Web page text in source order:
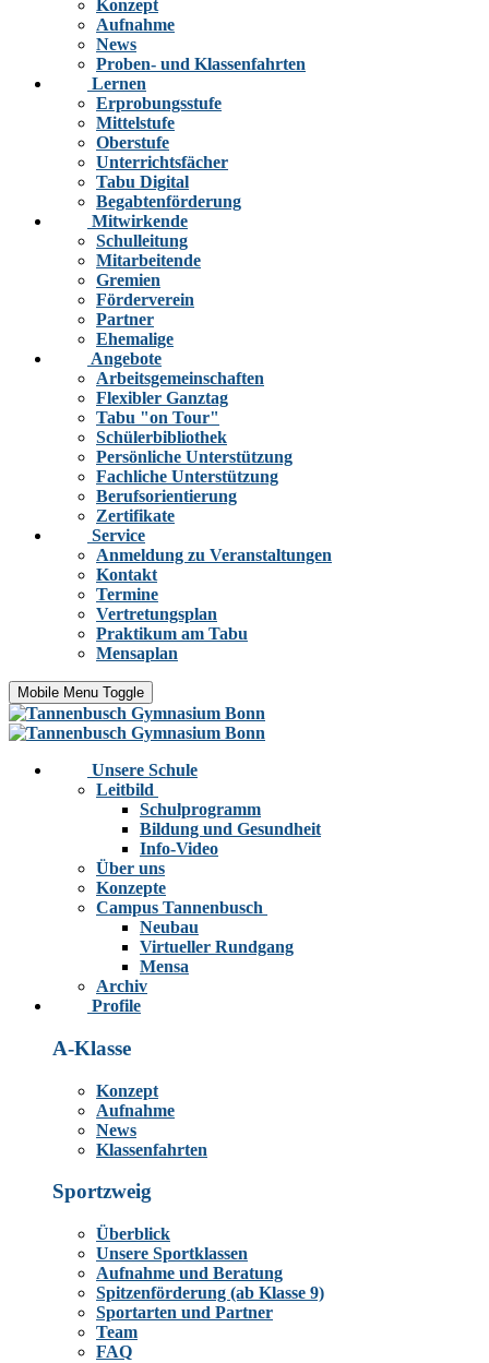
Konzept
Aufnahme
News
Proben- und Klassenfahrten
Lernen
Erprobungsstufe
Mittelstufe
Oberstufe
Unterrichtsfächer
Tabu Digital
Begabtenförderung
Mitwirkende
Schulleitung
Mitarbeitende
Gremien
Förderverein
Partner
Ehemalige
Angebote
Arbeitsgemeinschaften
Flexibler Ganztag
Tabu "on Tour"
Schülerbibliothek
Persönliche Unterstützung
Fachliche Unterstützung
Berufsorientierung
Zertifikate
Service
Anmeldung zu Veranstaltungen
Kontakt
Termine
Vertretungsplan
Praktikum am Tabu
Mensaplan
Mobile Menu Toggle
Unsere Schule
Leitbild
Schulprogramm
Bildung und Gesundheit
Info-Video
Über uns
Konzepte
Campus Tannenbusch
Neubau
Virtueller Rundgang
Mensa
Archiv
Profile
A-Klasse
Konzept
Aufnahme
News
Klassenfahrten
Sportzweig
Überblick
Unsere Sportklassen
Aufnahme und Beratung
Spitzenförderung (ab Klasse 9)
Sportarten und Partner
Team
FAQ